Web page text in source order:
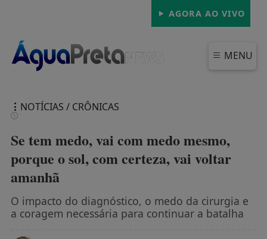
AGORA AO VIVO
MENU
NOTÍCIAS / CRÔNICAS
Se tem medo, vai com medo mesmo,
porque o sol, com certeza, vai voltar
amanhã
O impacto do diagnóstico, o medo da cirurgia e
a coragem necessária para continuar a batalha